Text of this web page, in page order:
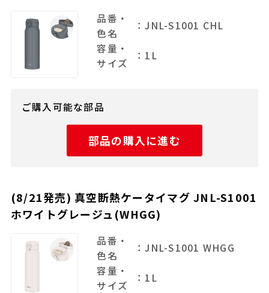
品番・
色名
：JNL-S1001 CHL
容量・
サイズ
：1L
ご購入可能な部品
部品の購入に進む
(8/21発売) 真空断熱ケータイマグ JNL-S1001
ホワイトグレージュ(WHGG)
品番・
色名
：JNL-S1001 WHGG
容量・
サイズ
：1L